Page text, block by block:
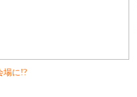
場に!?